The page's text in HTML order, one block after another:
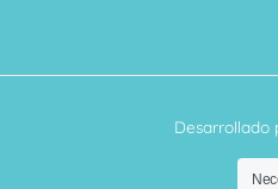
Desarrollado